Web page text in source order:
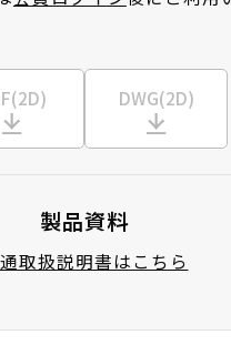
DWG(2D)
製品資料
取扱説明書はこちら